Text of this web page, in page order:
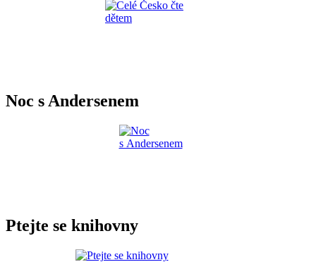
Noc s Andersenem
Ptejte se knihovny